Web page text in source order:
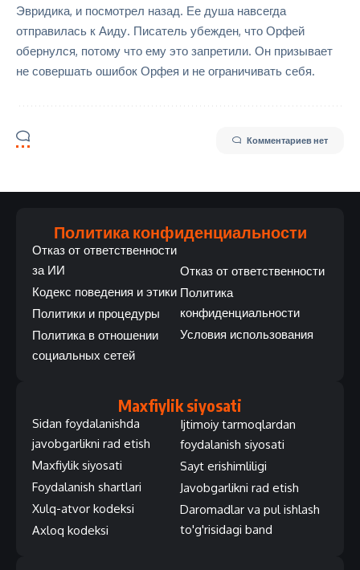
Эвридика, и посмотрел назад. Ее душа навсегда
отправилась к Аиду. Писатель убежден, что Орфей
обернулся, потому что ему это запретили. Он призывает
не совершать ошибок Орфея и не ограничивать себя.
Комментариев нет
Политика конфиденциальности
Отказ от ответственности
за ИИ
Кодекс поведения и этики
Политики и процедуры
Политика в отношении
социальных сетей
Отказ от ответственности
Политика
конфиденциальности
Условия использования
Maxfiylik siyosati
Sidan foydalanishda
javobgarlikni rad etish
Maxfiylik siyosati
Foydalanish shartlari
Xulq-atvor kodeksi
Axloq kodeksi
Ijtimoiy tarmoqlardan
foydalanish siyosati
Sayt erishimliligi
Javobgarlikni rad etish
Daromadlar va pul ishlash
to'g'risidagi band